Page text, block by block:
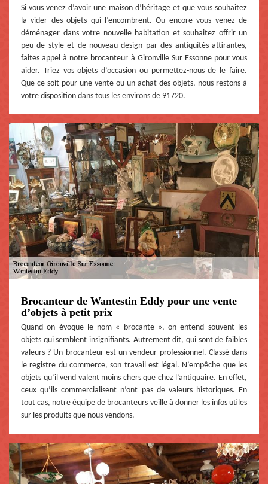
Si vous venez d’avoir une maison d’héritage et que vous souhaitez
la vider des objets qui l’encombrent. Ou encore vous venez de
déménager dans votre nouvelle habitation et souhaitez offrir un
peu de style et de nouveau design par des antiquités attirantes,
faites appel à notre brocanteur à Gironville Sur Essonne pour vous
aider. Triez vos objets d’occasion ou permettez-nous de le faire.
Que ce soit pour une vente ou un achat des objets, nous restons à
votre disposition dans tous les environs de 91720.
Brocanteur de Wantestin Eddy pour une vente
d’objets à petit prix
Quand on évoque le nom « brocante », on entend souvent les
objets qui semblent insignifiants. Autrement dit, qui sont de faibles
valeurs ? Un brocanteur est un vendeur professionnel. Classé dans
le registre du commerce, son travail est légal. N’empêche que les
objets qu’il vend valent moins chers que chez l’antiquaire. En effet,
ceux qu’ils commercialisent n’ont pas de valeurs historiques. En
tout cas, notre équipe de brocanteurs veille à donner les infos utiles
sur les produits que nous vendons.